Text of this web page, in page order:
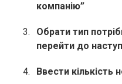
компанію”
Обрати тип
перейти до
Ввести кількість